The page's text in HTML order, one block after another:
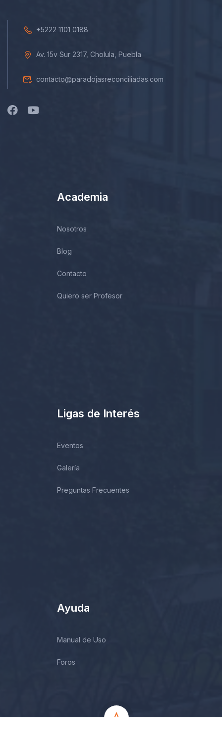
+5222 1101 0188
Av. 15v Sur 2317, Cholula, Puebla
contacto@paradojasreconciliadas.com
Academia
Nosotros
Blog
Contacto
Quiero ser Profesor
Ligas de Interés
Eventos
Galería
Preguntas Frecuentes
Ayuda
Manual de Uso
Foros